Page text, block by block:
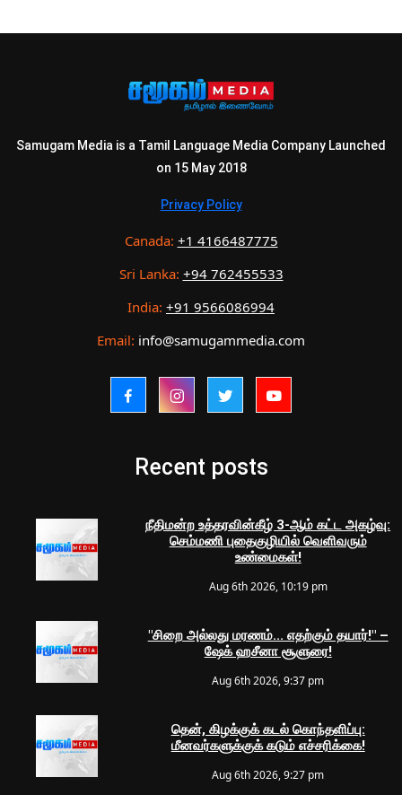
Samugam Media is a Tamil Language Media Company Launched
on 15 May 2018
Privacy Policy
Canada: +1 4166487775
Sri Lanka: +94 762455533
India: +91 9566086994
Email: info@samugammedia.com
Recent posts
நீதிமன்ற உத்தரவின்கீழ் 3-ஆம் கட்ட அகழ்வு:
செம்மணி புதைகுழியில் வெளிவரும்
உண்மைகள்!
Aug 6th 2026, 10:19 pm
"சிறை அல்லது மரணம்... எதற்கும் தயார்!" –
ஷேக் ஹசீனா சூளுரை!
Aug 6th 2026, 9:37 pm
தென், கிழக்குக் கடல் கொந்தளிப்பு:
மீனவர்களுக்குக் கடும் எச்சரிக்கை!
Aug 6th 2026, 9:27 pm